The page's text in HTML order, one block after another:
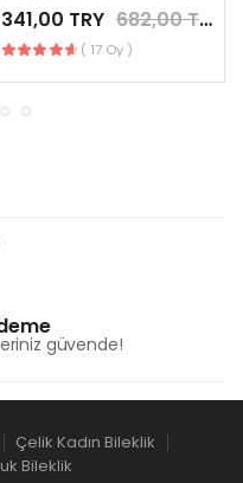
341,00 TRY 682,00 TRY
( 17 Oy )
güvende!
Çelik Kadın Bileklik
Bileklik